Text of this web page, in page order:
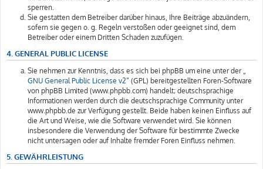
sperren.
Sie gestatten dem Betreiber darüber hinaus, Ihre Beiträge abzuändern,
sofern sie gegen o. g. Regeln verstoßen oder geeignet sind, dem
Betreiber oder einem Dritten Schaden zuzufügen.
4. GENERAL PUBLIC LICENSE
Sie nehmen zur Kenntnis, dass es sich bei phpBB um eine unter der „
GNU General Public License v2“ (GPL) bereitgestellten Foren-Software
von phpBB Limited (www.phpbb.com) handelt; deutschsprachige
Informationen werden durch die deutschsprachige Community unter
www.phpbb.de zur Verfügung gestellt. Beide haben keinen Einfluss auf
die Art und Weise, wie die Software verwendet wird. Sie können
insbesondere die Verwendung der Software für bestimmte Zwecke
nicht untersagen oder auf Inhalte fremder Foren Einfluss nehmen.
5. GEWÄHRLEISTUNG